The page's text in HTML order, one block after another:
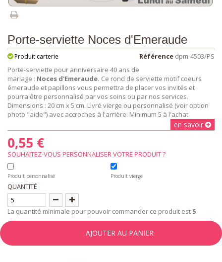
Porte-serviette Noces d'Emeraude
Référence dpm-4503/PS
Produit carterie
Porte-serviette pour anniversaire 40 ans de
mariage : Noces d'Emeraude. Ce rond de serviette motif coeurs
émeraude et papillons vous permettra de placer vos invités et
pourra être personnalisé par vos soins ou par nos services.
Dimensions : 20 cm x 5 cm. Livré vierge ou personnalisé (voir option
photo "aide") avec accroches à l'arrière. Minimum 5 à l'achat
en savoir
0,55 €
Produit personnalisé Produit vierge
QUANTITÉ
La quantité minimale pour pouvoir commander ce produit est 5
AJOUTER AU PANIER